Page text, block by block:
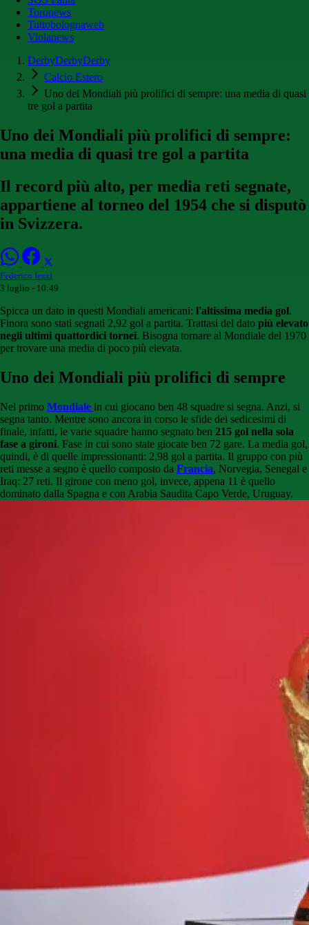
Toronews
Tuttobolognaweb
Violanews
DerbyDerbyDerby
Calcio Estero
Uno dei Mondiali più prolifici di sempre: una media di quasi
tre gol a partita
Uno dei Mondiali più prolifici di sempre:
una media di quasi tre gol a partita
Il record più alto, per media reti segnate,
appartiene al torneo del 1954 che si disputò
in Svizzera.
Federico Iezzi
3 luglio - 10:49
Spicca un dato in questi Mondiali americani: l'altissima media gol.
Finora sono stati segnati 2,92 gol a partita. Trattasi del dato più elevato
negli ultimi quattordici tornei. Bisogna tornare al Mondiale del 1970
per trovare una media di poco più elevata.
Uno dei Mondiali più prolifici di sempre
Nel primo Mondiale in cui giocano ben 48 squadre si segna. Anzi, si
segna tanto. Mentre sono ancora in corso le sfide dei sedicesimi di
finale, infatti, le varie squadre hanno segnato ben 215 gol nella sola
fase a gironi. Fase in cui sono state giocate ben 72 gare. La media gol,
quindi, è di quelle impressionanti: 2,98 gol a partita. Il gruppo con più
reti messe a segno è quello composto da Francia, Norvegia, Senegal e
Iraq: 27 reti. Il girone con meno gol, invece, appena 11 è quello
dominato dalla Spagna e con Arabia Saudita Capo Verde, Uruguay.